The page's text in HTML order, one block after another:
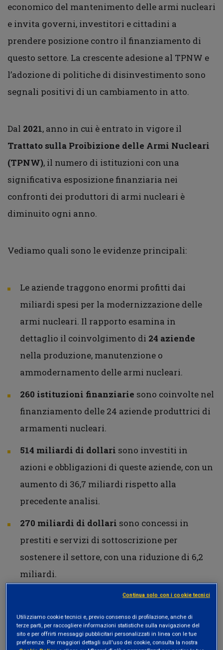
economico del mantenimento delle armi nucleari
e invita governi, investitori e cittadini a
prendere posizione contro il finanziamento di
questo settore. La crescente adesione al TPNW e
l’adozione di politiche di disinvestimento sono
segnali positivi di un cambiamento in atto.
Dal 2021, anno in cui è entrato in vigore il
Trattato sulla Proibizione delle Armi Nucleari
(TPNW), il numero di istituzioni con una
significativa esposizione finanziaria nei
confronti dei produttori di armi nucleari è
diminuito ogni anno.
Vediamo quali sono le evidenze principali:
Le aziende traggono enormi profitti dai
miliardi spesi per la modernizzazione delle
armi nucleari. Il rapporto esamina in
dettaglio il coinvolgimento di 24 aziende
nella produzione, manutenzione o
ammodernamento delle armi nucleari.
260 istituzioni finanziarie sono coinvolte nel
finanziamento delle 24 aziende produttrici di
armamenti nucleari.
514 miliardi di dollari sono investiti in
azioni e obbligazioni di queste aziende, con un
aumento di 36,7 miliardi rispetto alla
precedente analisi.
270 miliardi di dollari sono concessi in
prestiti e servizi di sottoscrizione per
sostenere il settore, con una riduzione di 6,2
miliardi.
Le principali aziende produttriciincludono
Lockheed Martin, Boeing, Northrop
Grumman, General Dynamics, BAE Systems,
RTX e Leonardo, con contratti per almeno465
Utilizziamo cookie tecnici e, previo consenso di profilazione, anche di
terze parti, per raccogliere informazioni statistiche sulla navigazione del
sito e per offrirti messaggi pubblicitari personalizzati in linea con le tue
preferenze. Per maggiori dettagli sull'uso dei cookie, consulta la nostra
Continua solo con i cookie tecnici